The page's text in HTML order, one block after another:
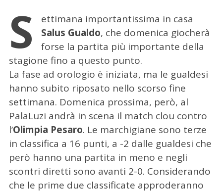
S
ettimana importantissima in casa
Salus Gualdo, che domenica giocherà
forse la partita più importante della
stagione fino a questo punto.
La fase ad orologio è iniziata, ma le gualdesi
hanno subito riposato nello scorso fine
settimana. Domenica prossima, però, al
PalaLuzi andrà in scena il match clou contro
l’Olimpia Pesaro. Le marchigiane sono terze
in classifica a 16 punti, a -2 dalle gualdesi che
però hanno una partita in meno e negli
scontri diretti sono avanti 2-0. Considerando
che le prime due classificate approderanno